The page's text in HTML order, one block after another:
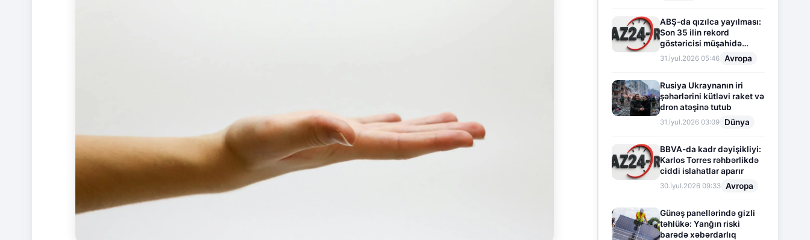
ABŞ-da qızılca yayılması:
Son 35 ilin rekord
göstəricisi müşahidə
olunur
31.İyul.2026 05:46 Avropa
Rusiya Ukraynanın iri
şəhərlərini kütləvi raket və
dron atəşinə tutub
31.İyul.2026 03:09 Dünya
BBVA-da kadr dəyişikliyi:
Karlos Torres rəhbərlikdə
ciddi islahatlar aparır
30.İyul.2026 09:33 Avropa
Günəş panellərində gizli
təhlükə: Yanğın riski
barədə xəbərdarlıq